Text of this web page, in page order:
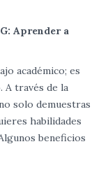
Aprender a
académico; es
A través de la
solo demuestras
habilidades
beneficios